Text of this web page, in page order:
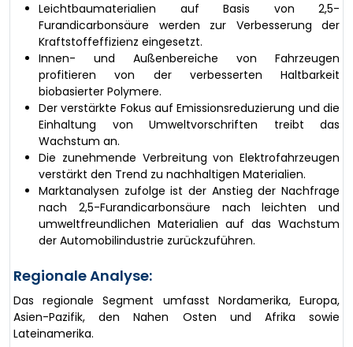
Leichtbaumaterialien auf Basis von 2,5-
Furandicarbonsäure werden zur Verbesserung der
Kraftstoffeffizienz eingesetzt.
Innen- und Außenbereiche von Fahrzeugen
profitieren von der verbesserten Haltbarkeit
biobasierter Polymere.
Der verstärkte Fokus auf Emissionsreduzierung und die
Einhaltung von Umweltvorschriften treibt das
Wachstum an.
Die zunehmende Verbreitung von Elektrofahrzeugen
verstärkt den Trend zu nachhaltigen Materialien.
Marktanalysen zufolge ist der Anstieg der Nachfrage
nach 2,5-Furandicarbonsäure nach leichten und
umweltfreundlichen Materialien auf das Wachstum
der Automobilindustrie zurückzuführen.
Regionale Analyse:
Das regionale Segment umfasst Nordamerika, Europa,
Asien-Pazifik, den Nahen Osten und Afrika sowie
Lateinamerika.